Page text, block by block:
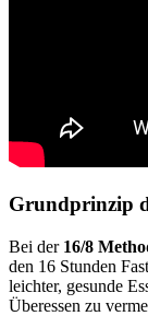
Grundprinzip
Bei der 16/8
den 16 Stunden
leichter, gesunde
Überessen zu